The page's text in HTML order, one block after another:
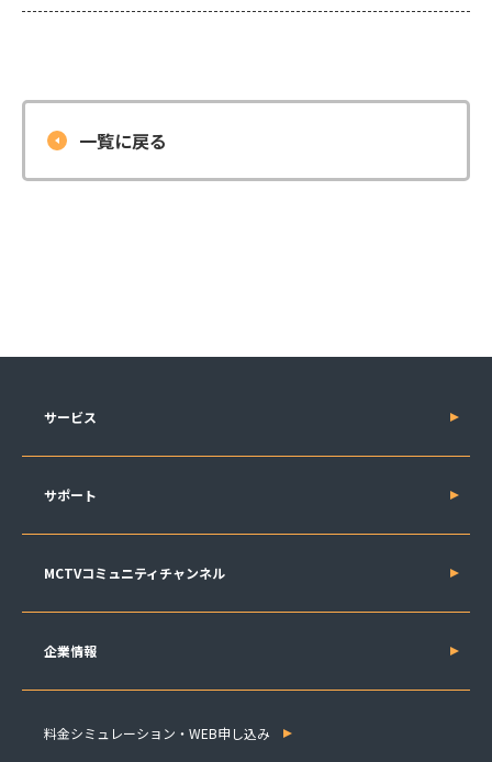
一覧に戻る
サービス
サポート
MCTVコミュニティチャンネル
企業情報
料金シミュレーション・WEB申し込み